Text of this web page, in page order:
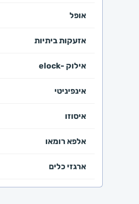
אופל
אזעקות ביתיות
אילוק -elock
אינפיניטי
איסוזו
אלפא רומאו
ארגזי כלים